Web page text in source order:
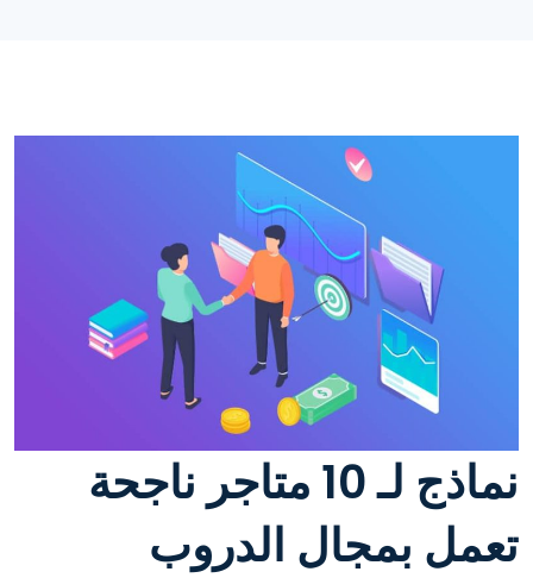
نماذج لـ 10 متاجر ناجحة
الدروب